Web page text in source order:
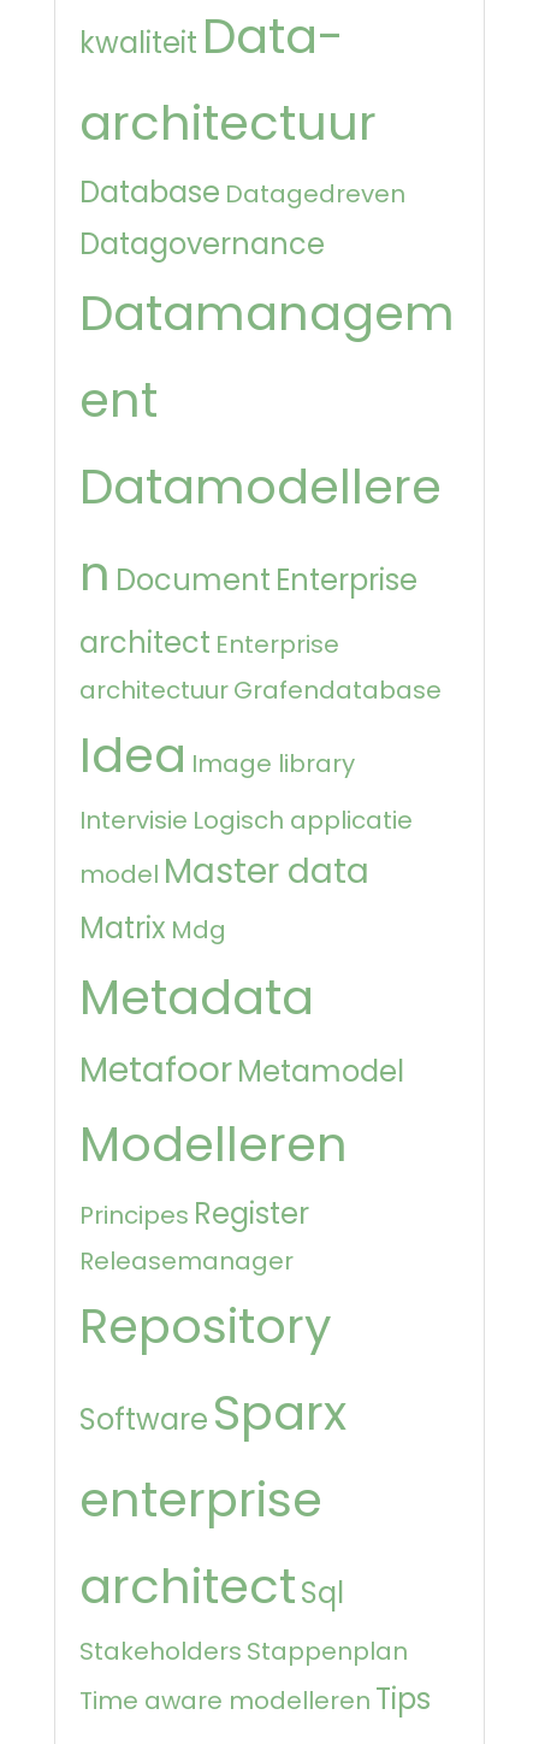
kwaliteit Data-
architectuur
Database Datagedreven
Datagovernance
Datamanagem
ent
Datamodellere
n Document Enterprise
architect Enterprise
architectuurGrafendatabase
Idea Image library
Intervisie Logisch applicatie
model Master data
Matrix Mdg
Metadata
MetafoorMetamodel
Modelleren
Principes Register
Releasemanager
Repository
Software Sparx
enterprise
architectSql
Stakeholders Stappenplan
Time aware modelleren Tips